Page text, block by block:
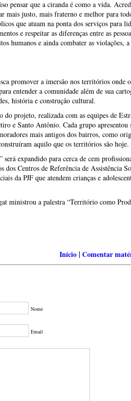
pensar que a ciranda é como a vida.
mais justo, mais fraterno e melhor para
que atuam na ponta dos serviços para
e respeitar as diferenças entre as
humanos e ainda combater as violações, a
promover a imersão nos territórios onde
entender a comunidade além de sua
história e construção cultural.
projeto, realizada com as equipes de
e Santo Antônio. Cada grupo apresentou
mais antigos dos bairros, como
aquilo que os territórios são hoje.
expandido para cerca de cem
dos Centros de Referência de Assistência
da PJF que atendem crianças e
ministrou a palestra “Território como
Início |Comentar
Nome
Email